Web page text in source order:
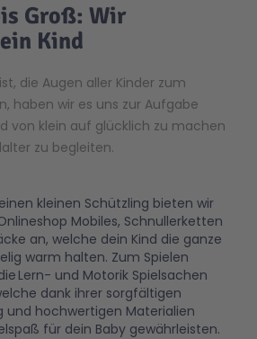
Groß: Wir
Kind
die Augen aller Kinder zum
haben wir es uns zur Aufgabe
von klein auf glücklich zu machen
zu begleiten.
kleinen Schützling bieten wir
Mobiles, Schnullerketten
an, welche dein Kind die ganze
warm halten. Zum Spielen
Lern- und Motorik Spielsachen
dank ihrer sorgfältigen
und hochwertigen Materialien
für dein Baby gewährleisten.